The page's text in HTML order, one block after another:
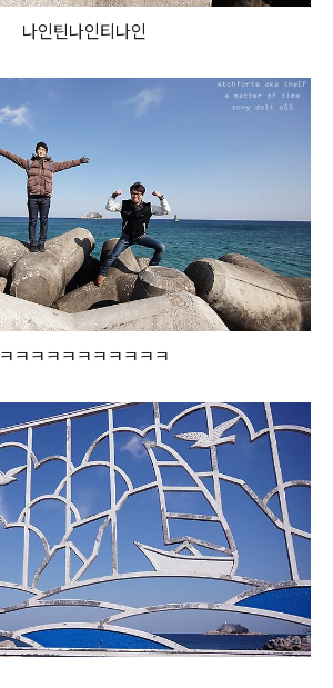
나인틴나인티나인
ㅋㅋㅋㅋㅋㅋㅋㅋㅋㅋㅋ